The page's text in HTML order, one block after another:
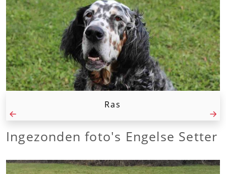
Ras
Ingezonden foto's Engelse Setter